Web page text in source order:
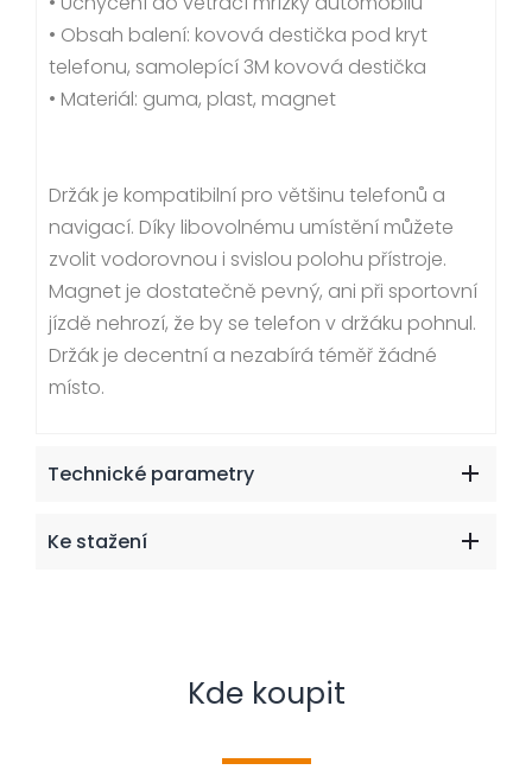
• Obsah balení: kovová destička pod kryt
telefonu, samolepící 3M kovová destička
• Materiál: guma, plast, magnet
Držák je kompatibilní pro většinu telefonů a
navigací. Díky libovolnému umístění můžete
zvolit vodorovnou i svislou polohu přístroje.
Magnet je dostatečně pevný, ani při sportovní
jízdě nehrozí, že by se telefon v držáku pohnul.
Držák je decentní a nezabírá téměř žádné
místo.
Technické parametry
Ke stažení
Kde koupit